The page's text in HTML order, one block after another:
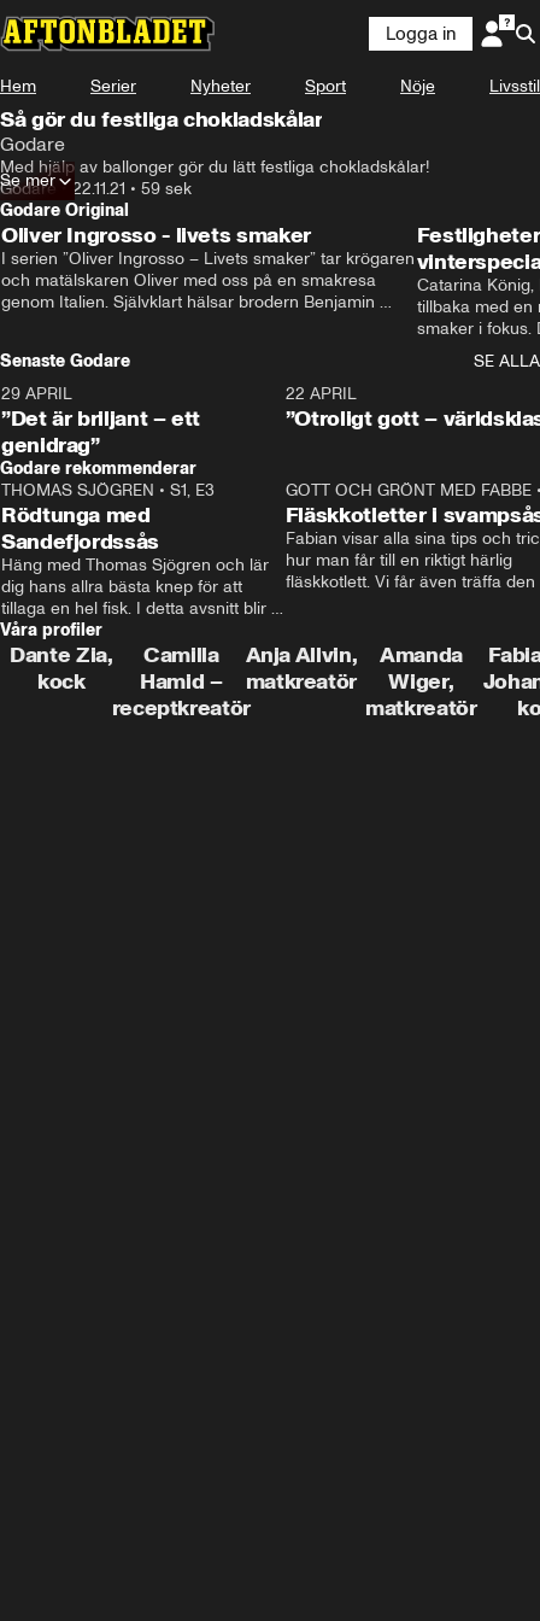
Logga in
Hem Serier Nyheter Sport Nöje Livsstil
Så gör du festliga chokladskålar
Godare
Med hjälp av ballonger gör du lätt festliga chokladskålar!
Godare • 22.11.21 • 59 sek
Se mer
Godare Original
Oliver Ingrosso - livets smaker
I serien ”Oliver Ingrosso – Livets smaker” tar krögaren
och matälskaren Oliver med oss på en smakresa
genom Italien. Självklart hälsar brodern Benjamin
Catarina
tillbaka med en
smaker i fokus.
julfavoriter
Senaste Godare
SE ALLA
29 APRIL
”Det är briljant – ett
genidrag”
22 APRIL
”Otroligt gott –
Godare rekommenderar
THOMAS SJÖGREN • S1, E3
Rödtunga med
Sandefjordssås
Häng med Thomas Sjögren och lär
dig hans allra bästa knep för att
tillaga en hel fisk. I detta avsnitt blir
de helstekt rödtunga med
sandefjordssås och en magisk sallad
på pepparrot och äpple.
GOTT OCH GRÖNT MED FABBE
Fläskkotletter i
Fabian visar alla sina tips och
hur man får till en riktigt härlig
fläskkotlett. Vi får även träffa den
grisbonde på Gotland.
Våra profiler
Dante Zia,
kock
Camilla
Hamid –
receptkreatör
Anja Allvin,
matkreatör
Amanda
Wiger,
matkreatör